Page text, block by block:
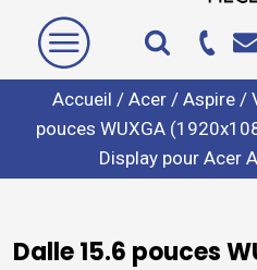
Accueil / Acer/ Aspire/
pouces WUXGA
Display pour Acer
Dalle 15.6 pouces